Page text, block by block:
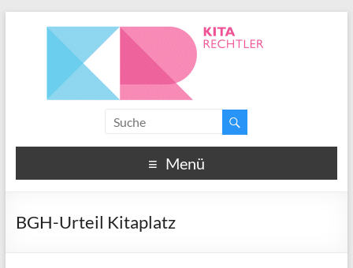
Menü
BGH-Urteil Kitaplatz